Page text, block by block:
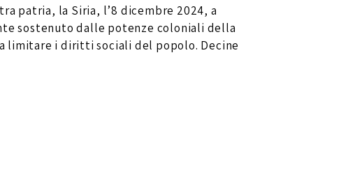
patria, la Siria, l’8 dicembre 2024, a
sostenuto dalle potenze coloniali della
limitare i diritti sociali del popolo. Decine